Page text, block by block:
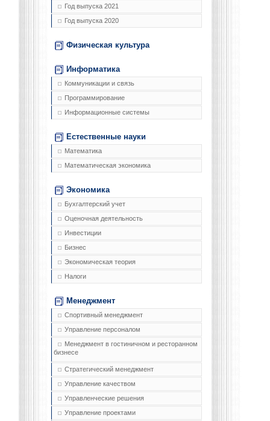
Год выпуска 2021
Год выпуска 2020
Физическая культура
Информатика
Коммуникации и связь
Программирование
Информационные системы
Естественные науки
Математика
Математическая экономика
Экономика
Бухгалтерский учет
Оценочная деятельность
Инвестиции
Бизнес
Экономическая теория
Налоги
Менеджмент
Спортивный менеджмент
Управление персоналом
Менеджмент в гостиничном и ресторанном
бизнесе
Стратегический менеджмент
Управление качеством
Управленческие решения
Управление проектами